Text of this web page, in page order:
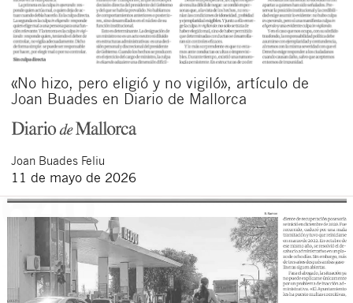
«No hizo, pero eligió y no vigiló», artículo de
Joan Buades en Diario de Mallorca
Joan Buades Feliu
11 de mayo de 2026